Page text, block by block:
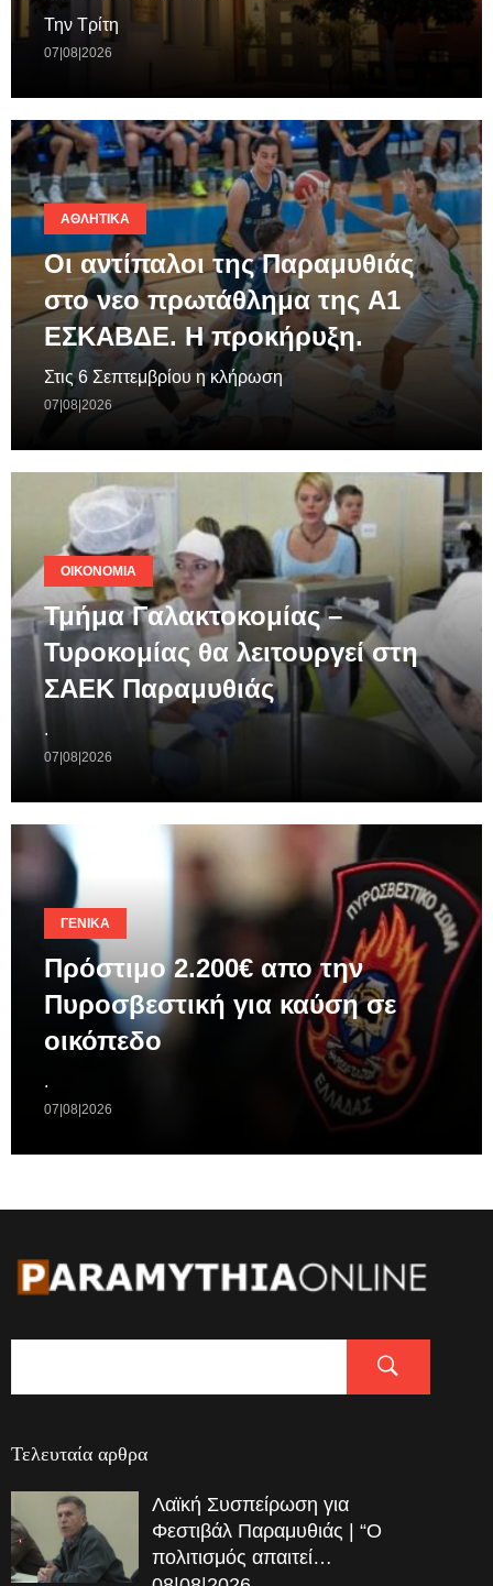
Την Τρίτη
07|08|2026
ΑΘΛΗΤΙΚΆ
Οι αντίπαλοι της Παραμυθιάς
στο νεο πρωτάθλημα της A1
ΕΣΚΑΒΔΕ. Η προκήρυξη.
Στις 6 Σεπτεμβρίου η κλήρωση
07|08|2026
ΟΙΚΟΝΟΜΊΑ
Τμήμα Γαλακτοκομίας –
Τυροκομίας θα λειτουργεί στη
ΣΑΕΚ Παραμυθιάς
.
07|08|2026
ΓΕΝΙΚΆ
Πρόστιμο 2.200€ απο την
Πυροσβεστική για καύση σε
οικόπεδο
.
07|08|2026
Τελευταία αρθρα
Λαϊκή Συσπείρωση για
Φεστιβάλ Παραμυθιάς | “Ο
πολιτισμός απαιτεί…